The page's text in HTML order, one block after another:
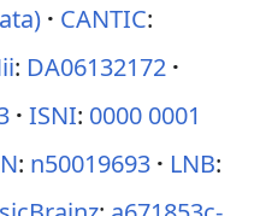
CANTIC:
: DA06132172
ISNI: 0000 0001
: n50019693 LNB: